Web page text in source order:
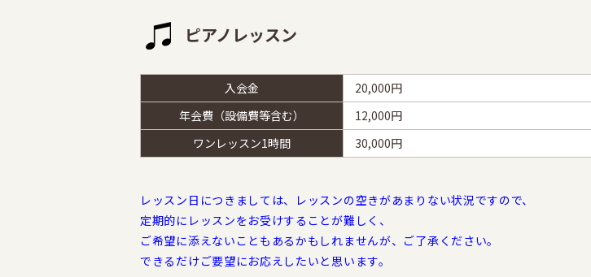
ピアノレッスン
入会金
20,000円
年会費（設備費等含む）
12,000円
ワンレッスン1時間
30,000円
レッスン日につきましては、レッスンの空きがあまりない状況ですので、
定期的にレッスンをお受けすることが難しく、
ご希望に添えないこともあるかもしれませんが、ご了承ください。
できるだけご要望にお応えしたいと思います。